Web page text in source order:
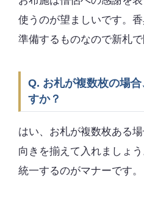
使うのが望ましいです。
準備するものなので新札で
Q. お札が複数枚の場
すか？
はい、お札が複数枚ある
向きを揃えて入れましょ
統一するのがマナーです。